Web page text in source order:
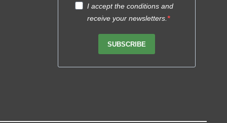
I accept the conditions and
receive your newsletters.
SUBSCRIBE